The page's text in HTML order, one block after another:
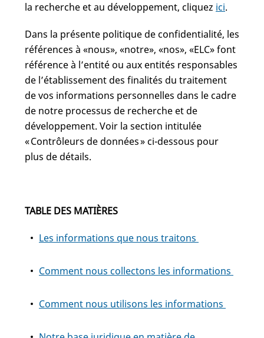
la recherche et au développement, cliquez ici.
Dans la présente politique de confidentialité, les
références à «nous», «notre», «nos», «ELC» font
référence à l’entité ou aux entités responsables
de l’établissement des finalités du traitement
de vos informations personnelles dans le cadre
de notre processus de recherche et de
développement. Voir la section intitulée
« Contrôleurs de données » ci-dessous pour
plus de détails.
TABLE DES MATIÈRES
Les informations que nous traitons
Comment nous collectons les informations
Comment nous utilisons les informations